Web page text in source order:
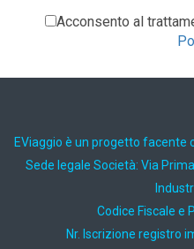
Acconsento al
EViaggio è un progetto facente
Sede legale Società: Via
Codice Fiscale e
Nr. Iscrizione registro